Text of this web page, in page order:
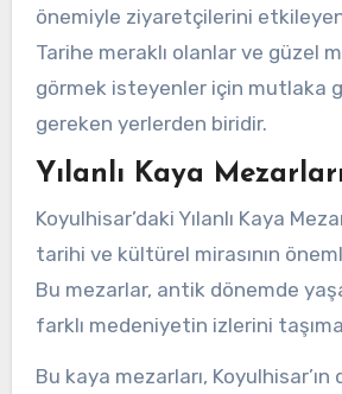
önemiyle ziyaretçilerini etkileyen
Tarihe meraklı olanlar ve güzel
görmek isteyenler için mutlaka
gereken yerlerden biridir.
Yılanlı Kaya
Koyulhisar’daki Yılanlı Kaya
tarihi ve kültürel mirasının
Bu mezarlar, antik dönemde
farklı medeniyetin izlerini
Bu kaya mezarları, Koyulhisar’ın